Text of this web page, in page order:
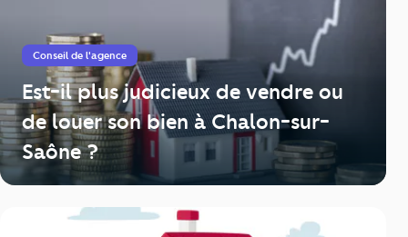
Conseil de l'agence
Est-il plus judicieux de vendre ou
de louer son bien à Chalon-sur-
Saône ?